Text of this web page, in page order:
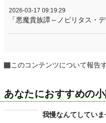
2026-03-17 09:19:29
「悪魔貴族譚～ノビリタス・
このコンテンツについて報告
あなたにおすすめの
我慢なんてしてい